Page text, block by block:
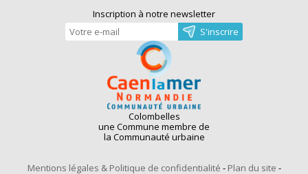
Inscription à notre newsletter
Colombelles
une Commune membre de
la Communauté urbaine
Mentions légales & Politique de confidentialité - Plan du site -